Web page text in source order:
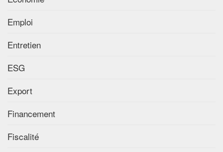
Emploi
Entretien
ESG
Export
Financement
Fiscalité